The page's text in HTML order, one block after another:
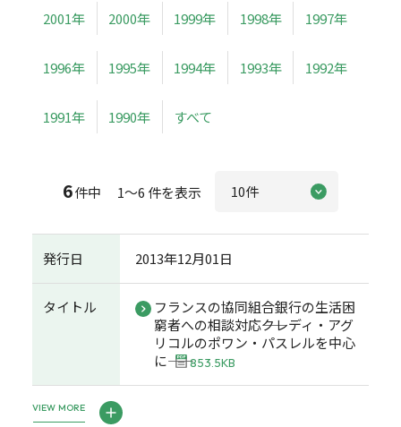
2001年 2000年 1999年 1998年 1997年
1996年 1995年 1994年 1993年 1992年
1991年 1990年 すべて
6件中 1～6 件を表示
発行日 2013年12月01日
タイトル
フランスの協同組合銀行の生活困
窮者への相談対応――クレディ・アグ
リコルのポワン・パスレルを中心
に――
853.5KB
VIEW MORE